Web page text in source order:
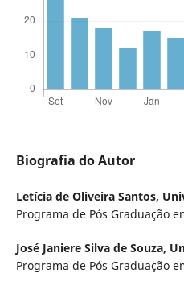
Biografia do Autor
Letícia de Oliveira Santos,
Programa de Pós Graduação
José Janiere Silva de Souza,
Programa de Pós Graduação